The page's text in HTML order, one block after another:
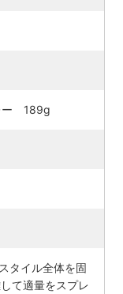
ー 189g
タイル全体を固
て適量をスプレ